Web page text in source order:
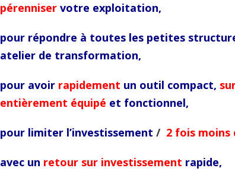
pérenniser votre exploitation,
pour répondre à toutes les petites
atelier de transformation,
pour avoir rapidement un outil compact,
entièrement équipé et fonctionnel,
pour limiter l’investissement / 2 fois moins
avec un retour sur investissement rapide,